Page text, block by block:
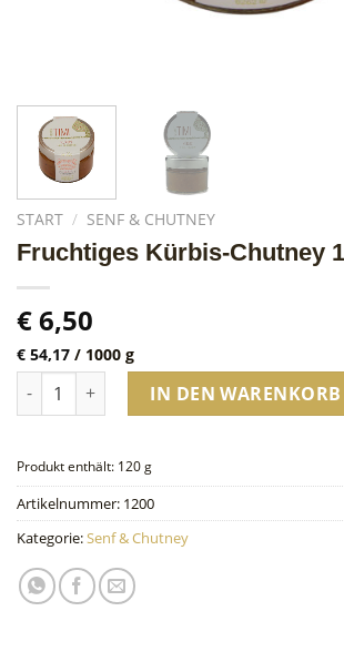
START / SENF & CHUTNEY
Fruchtiges Kürbis-Chutney
€6,50
€ 54,17/ 1000 g
Fruchtiges Kürbis-Chutney 120g Menge
IN DEN WARENKORB
Produkt enthält: 120 g
Artikelnummer: 1200
Kategorie:Senf & Chutney